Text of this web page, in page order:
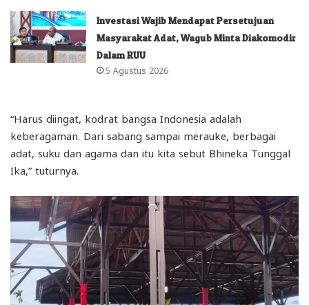
Investasi Wajib Mendapat Persetujuan
Masyarakat Adat, Wagub Minta Diakomodir
Dalam RUU
5 Agustus 2026
“Harus diingat, kodrat bangsa Indonesia adalah
keberagaman. Dari sabang sampai merauke, berbagai
adat, suku dan agama dan itu kita sebut Bhineka Tunggal
Ika,” tuturnya.